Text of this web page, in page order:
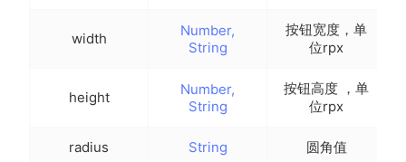
width
Number,
String
按钮宽度，单
位rpx
height
Number,
String
按钮高度 ，单
位rpx
radius String 圆角值